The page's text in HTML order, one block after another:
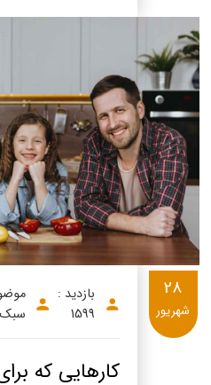
بازدید :
1599
کارهایی که
28
شهریور